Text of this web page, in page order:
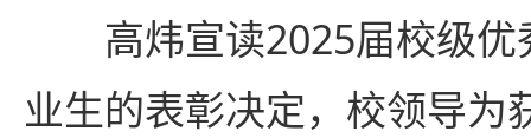
高炜宣读2025届校级
业生的表彰决定，校领导为